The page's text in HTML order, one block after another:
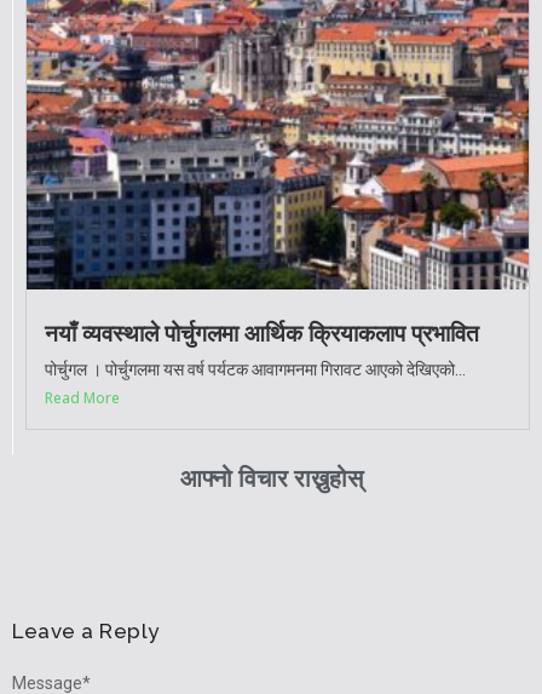
नयाँ व्यवस्थाले पोर्चुगलमा आर्थिक क्रियाकलाप प्रभावित
पोर्चुगल । पोर्चुगलमा यस वर्ष पर्यटक आवागमनमा गिरावट आएको देखिएको...
Read More
आफ्नो विचार राख्नुहोस्
Leave a Reply
Message*